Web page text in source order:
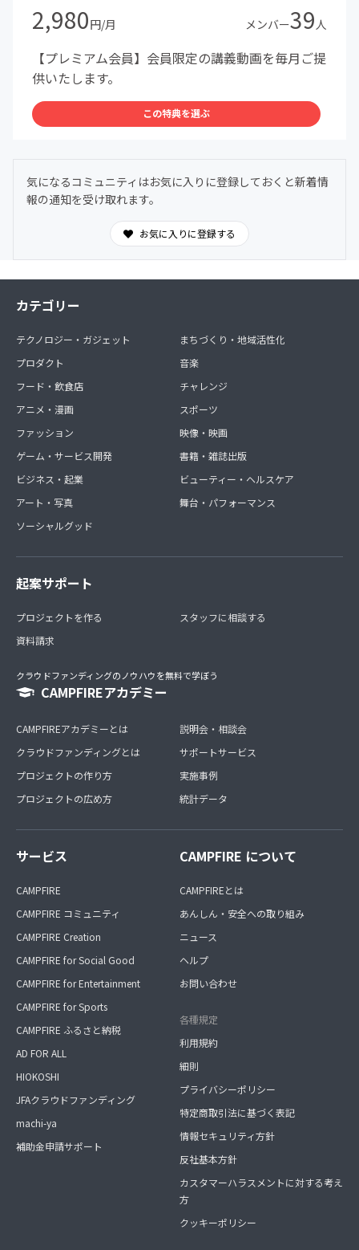
2,980円/月 メンバー39人
【プレミアム会員】会員限定の講義動画を毎月ご提
供いたします。
この特典を選ぶ
気になるコミュニティはお気に入りに登録しておくと新着情
報の通知を受け取れます。
お気に入りに登録する
カテゴリー
テクノロジー・ガジェット
プロダクト
フード・飲食店
アニメ・漫画
ファッション
ゲーム・サービス開発
ビジネス・起業
アート・写真
ソーシャルグッド
まちづくり・地域活性化
音楽
チャレンジ
スポーツ
映像・映画
書籍・雑誌出版
ビューティー・ヘルスケア
舞台・パフォーマンス
起案サポート
プロジェクトを作る
資料請求
スタッフに相談する
クラウドファンディングのノウハウを無料で学ぼう
CAMPFIREアカデミー
CAMPFIREアカデミーとは
クラウドファンディングとは
プロジェクトの作り方
プロジェクトの広め方
説明会・相談会
サポートサービス
実施事例
統計データ
サービス
CAMPFIRE
CAMPFIRE コミュニティ
CAMPFIRE Creation
CAMPFIRE for Social Good
CAMPFIRE for Entertainment
CAMPFIRE for Sports
CAMPFIRE ふるさと納税
AD FOR ALL
HIOKOSHI
JFAクラウドファンディング
machi-ya
補助金申請サポート
CAMPFIRE について
CAMPFIREとは
あんしん・安全への取り組み
ニュース
ヘルプ
お問い合わせ
各種規定
利用規約
細則
プライバシーポリシー
特定商取引法に基づく表記
情報セキュリティ方針
反社基本方針
カスタマーハラスメントに対する考え
方
クッキーポリシー